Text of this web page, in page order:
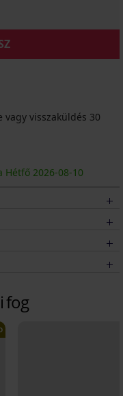
vagy visszaküldés 30
Hétfő 2026-08-10
fog